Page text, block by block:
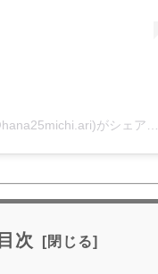
本音で選ぶ！コスパ&お得アイテム徹底レビュー(@hana25michi.ari)がシェアした投稿
目次